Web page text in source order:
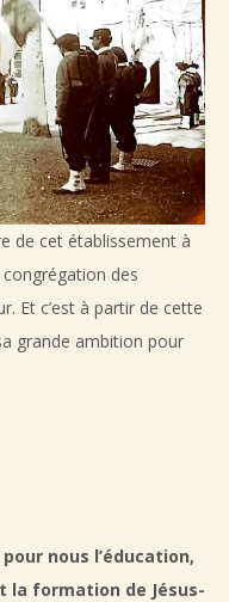
de cet établissement à
congrégation des
Et c’est à partir de cette
grande ambition pour
nous l’éducation,
la formation de Jésus-